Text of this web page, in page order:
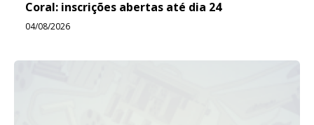
Coral: inscrições abertas até dia 24
04/08/2026